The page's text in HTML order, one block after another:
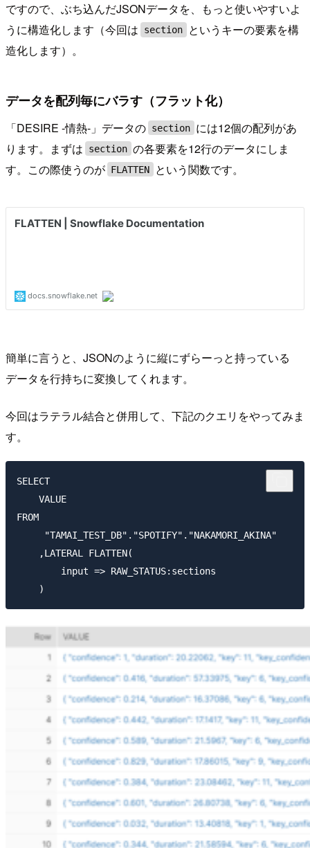
ですので、ぶち込んだJSONデータを、もっと使いやすいよ
うに構造化します（今回は
section
というキーの要素を構
造化します）。
データを配列毎にバラす（フラット化）
「DESIRE -情熱-」データの section には12個の配列があ
ります。まずは
section の各要素を12行のデータにしま
す。この際使うのが FLATTEN という関数です。
簡単に言うと、JSONのように縦にずらーっと持っている
データを行持ちに変換してくれます。
今回はラテラル結合と併用して、下記のクエリをやってみま
す。
SELECT
    VALUE
FROM
     "TAMAI_TEST_DB"."SPOTIFY"."NAKAMORI_AKINA"
    ,LATERAL FLATTEN(
        input => RAW_STATUS:sections